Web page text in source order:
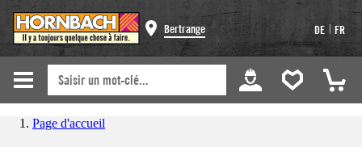
Bertrange DE | FR
Page d'accueil